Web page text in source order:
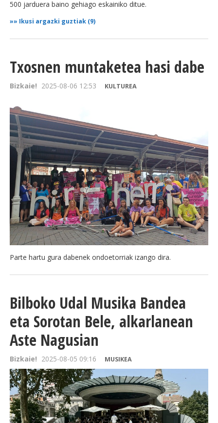
500 jarduera baino gehiago eskainiko ditue.
»» Ikusi argazki guztiak (9)
Txosnen muntaketea hasi dabe
Bizkaie! 2025-08-06 12:53 KULTUREA
Parte hartu gura dabenek ondoetorriak izango dira.
Bilboko Udal Musika Bandea
eta Sorotan Bele, alkarlanean
Aste Nagusian
Bizkaie! 2025-08-05 09:16 MUSIKEA